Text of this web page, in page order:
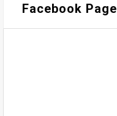
Facebook Page